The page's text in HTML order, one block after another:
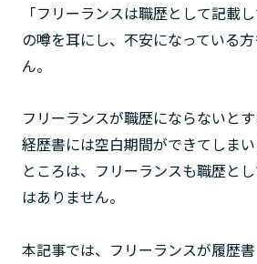
「フリーランスは職歴として記載
の噂を耳にし、不安になっている
ん。
フリーランスが職歴にならないと
経歴書には空白期間ができてしま
ところは、フリーランスも職歴と
はありません。
本記事では、フリーランスが履歴